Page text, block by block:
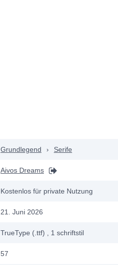
Grundlegend › Serife
Aivos Dreams
Kostenlos für private Nutzung
21. Juni 2026
TrueType (.ttf) , 1 schriftstil
57